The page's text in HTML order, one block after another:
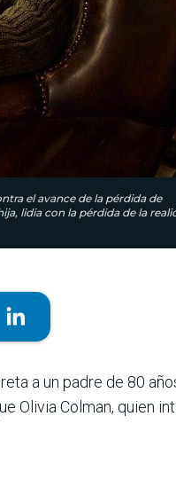
el avance de la pérdida de
lidia con la pérdida de la
a un padre de 80
Olivia Colman, quien